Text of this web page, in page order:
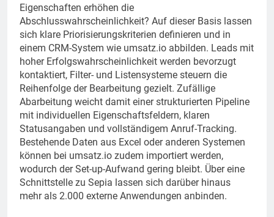
Eigenschaften erhöhen die
Abschlusswahrscheinlichkeit? Auf dieser Basis lassen
sich klare Priorisierungskriterien definieren und in
einem CRM-System wie umsatz.io abbilden. Leads mit
hoher Erfolgswahrscheinlichkeit werden bevorzugt
kontaktiert, Filter- und Listensysteme steuern die
Reihenfolge der Bearbeitung gezielt. Zufällige
Abarbeitung weicht damit einer strukturierten Pipeline
mit individuellen Eigenschaftsfeldern, klaren
Statusangaben und vollständigem Anruf-Tracking.
Bestehende Daten aus Excel oder anderen Systemen
können bei umsatz.io zudem importiert werden,
wodurch der Set-up-Aufwand gering bleibt. Über eine
Schnittstelle zu Sepia lassen sich darüber hinaus
mehr als 2.000 externe Anwendungen anbinden.